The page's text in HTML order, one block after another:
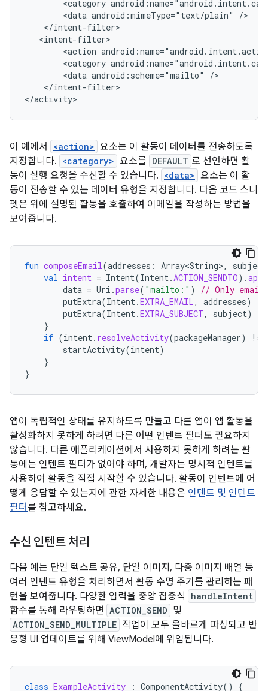
<category
<data android:mimeType="text/plain"
<action
<category
<data android:scheme="mailto"
</intent-filter>
이 예에서 <action> 요소는 이 활동이 데이터를 전송하도록
지정합니다. <category> 요소를 DEFAULT 로 선언하면 활
동이 실행 요청을 수신할 수 있습니다. <data> 요소는 이 활
동이 전송할 수 있는 데이터 유형을 지정합니다. 다음 코드 스니
펫은 위에 설명된 활동을 호출하여 이메일을 작성하는 방법을
보여줍니다.
fun composeEmail(addresses : Array<String>, subject
val intent = Intent(Intent.ACTION_SENDTO).
data = Uri .parse( "mailto:" )
// Only email
putExtra(Intent.EXTRA_EMAIL, addresses)
putExtra(Intent.EXTRA_SUBJECT, subject)
}
if (intent. resolveActivity(packageManager) !=
startActivity(intent)
}
}
앱이 독립적인 상태를 유지하도록 만들고 다른 앱이 앱 활동을
활성화하지 못하게 하려면 다른 어떤 인텐트 필터도 필요하지
않습니다. 다른 애플리케이션에서 사용하지 못하게 하려는 활
동에는 인텐트 필터가 없어야 하며, 개발자는 명시적 인텐트를
사용하여 활동을 직접 시작할 수 있습니다. 활동이 인텐트에 어
떻게 응답할 수 있는지에 관한 자세한 내용은 인텐트 및 인텐트
필터를 참고하세요.
수신 인텐트 처리
다음 예는 단일 텍스트 공유, 단일 이미지, 다중 이미지 배열 등
여러 인텐트 유형을 처리하면서 활동 수명 주기를 관리하는 패
턴을 보여줍니다. 다양한 입력을 중앙 집중식
handleIntent
함수를 통해 라우팅하면 ACTION_SEND 및
ACTION_SEND_MULTIPLE 작업이 모두 올바르게 파싱되고 반
응형 UI 업데이트를 위해 ViewModel에 위임됩니다.
class ExampleActivity : ComponentActivity()
{